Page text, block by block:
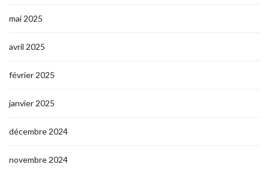
mai 2025
avril 2025
février 2025
janvier 2025
décembre 2024
novembre 2024